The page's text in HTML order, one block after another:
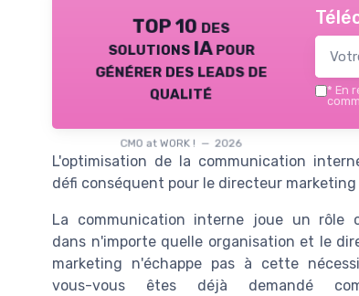
TOP 10 des
solutions IA pour
générer des leads de
qualité
CMO at WORK ! — 2026
* En
L'optimisation de la communication
défi conséquent pour le directeur marketing
La communication interne joue un rôle
dans n'importe quelle organisation et le
marketing n'échappe pas à cette
vous-vous êtes déjà demandé